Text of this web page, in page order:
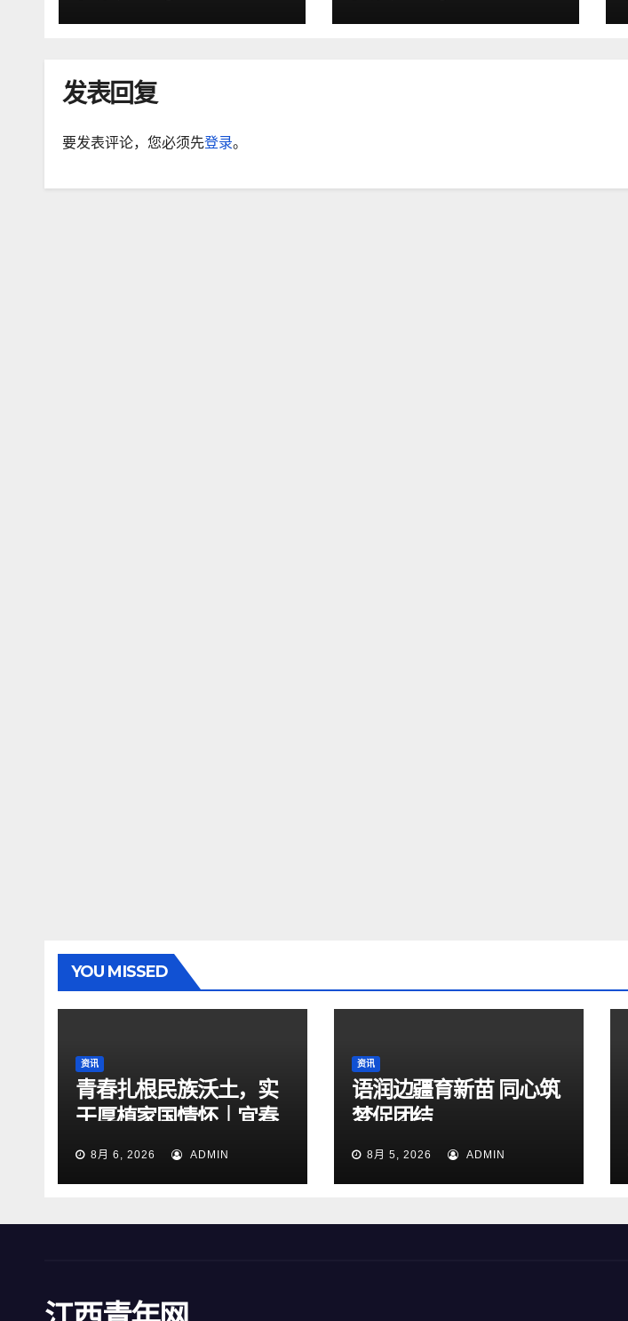
发表回复
要发表评论，您必须先登录。
YOU MISSED
资讯
青春扎根民族沃土，实
干厚植家国情怀｜宜春
学院“宜路有法•宜法先
8月 6, 2026 ADMIN
资讯
语润边疆育新苗 同心筑
梦促团结
8月 5, 2026 ADMIN